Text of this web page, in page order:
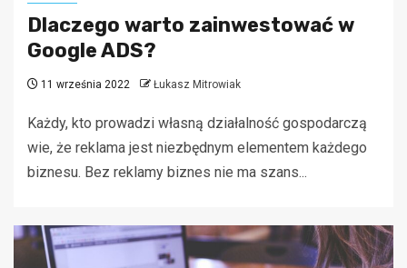
Dlaczego warto zainwestować w
Google ADS?
11 września 2022 Łukasz Mitrowiak
Każdy, kto prowadzi własną działalność gospodarczą
wie, że reklama jest niezbędnym elementem każdego
biznesu. Bez reklamy biznes nie ma szans...